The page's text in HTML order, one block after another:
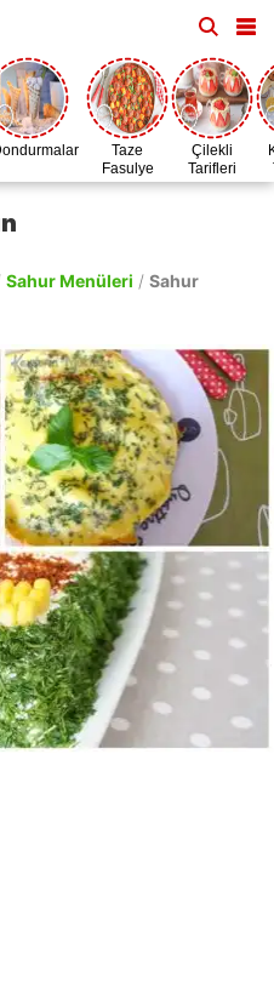
Taze
Fasulye
Zamanı
Çilekli
Tarifleri
Sahur Menüleri / Sahur